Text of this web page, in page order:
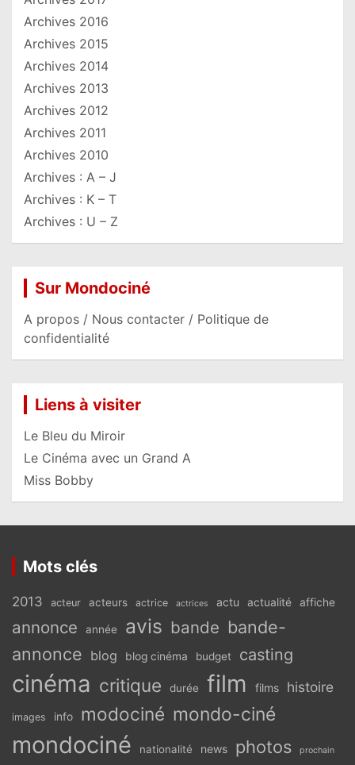
Archives 2016
Archives 2015
Archives 2014
Archives 2013
Archives 2012
Archives 2011
Archives 2010
Archives : A – J
Archives : K – T
Archives : U – Z
Sur Mondociné
A propos / Nous contacter / Politique de
confidentialité
Liens à visiter
Le Bleu du Miroir
Le Cinéma avec un Grand A
Miss Bobby
Mots clés
2013 acteur acteurs actrice actrices actu actualité affiche
annonce année avis bande bande-
annonce blog blog cinéma budget casting
cinéma critique durée film films histoire
images info modociné mondo-ciné
mondociné nationalité news photos prochain